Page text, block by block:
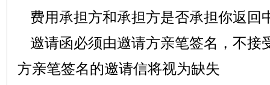
费用承担方和承担方是否承担你返回
邀请函必须由邀请方亲笔签名，不接
方亲笔签名的邀请信将视为缺失